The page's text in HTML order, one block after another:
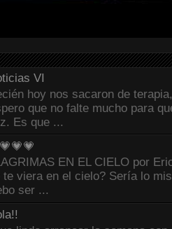
VI
hoy nos sacaron de
que no falte mucho para
Es que ...
EN EL CIELO por
te viera en el cielo? Sería lo
ser ...